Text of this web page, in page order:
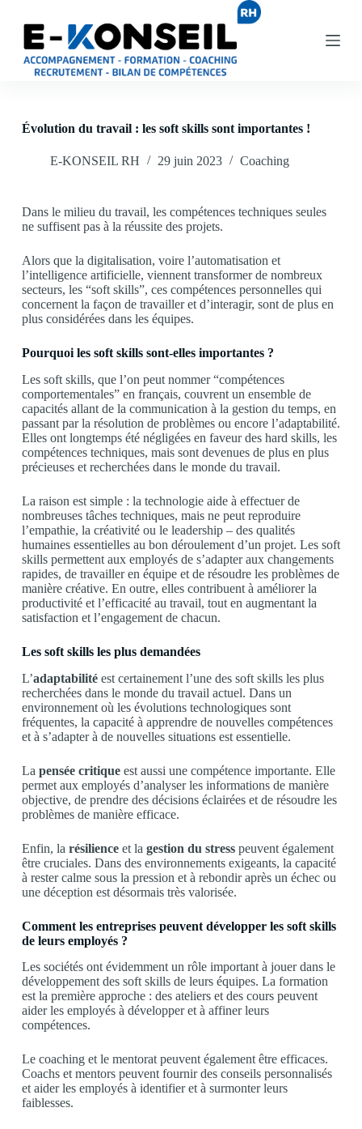
n
u
Évolution du travail : les soft skills sont importantes !
E-KONSEIL RH 29 juin 2023 Coaching
Dans le milieu du travail, les compétences techniques seules
ne suffisent pas à la réussite des projets.
Alors que la digitalisation, voire l’automatisation et
l’intelligence artificielle, viennent transformer de nombreux
secteurs, les “soft skills”, ces compétences personnelles qui
concernent la façon de travailler et d’interagir, sont de plus en
plus considérées dans les équipes.
Pourquoi les soft skills sont-elles importantes ?
Les soft skills, que l’on peut nommer “compétences
comportementales” en français, couvrent un ensemble de
capacités allant de la communication à la gestion du temps, en
passant par la résolution de problèmes ou encore l’adaptabilité.
Elles ont longtemps été négligées en faveur des hard skills, les
compétences techniques, mais sont devenues de plus en plus
précieuses et recherchées dans le monde du travail.
La raison est simple : la technologie aide à effectuer de
nombreuses tâches techniques, mais ne peut reproduire
l’empathie, la créativité ou le leadership – des qualités
humaines essentielles au bon déroulement d’un projet. Les soft
skills permettent aux employés de s’adapter aux changements
rapides, de travailler en équipe et de résoudre les problèmes de
manière créative. En outre, elles contribuent à améliorer la
productivité et l’efficacité au travail, tout en augmentant la
satisfaction et l’engagement de chacun.
Les soft skills les plus demandées
L’adaptabilitéest certainement l’une des soft skills les plus
recherchées dans le monde du travail actuel. Dans un
environnement où les évolutions technologiques sont
fréquentes, la capacité à apprendre de nouvelles compétences
et à s’adapter à de nouvelles situations est essentielle.
La pensée critiqueest aussi une compétence importante. Elle
permet aux employés d’analyser les informations de manière
objective, de prendre des décisions éclairées et de résoudre les
problèmes de manière efficace.
Enfin, la résilienceet la gestion du stresspeuvent également
être cruciales. Dans des environnements exigeants, la capacité
à rester calme sous la pression et à rebondir après un échec ou
une déception est désormais très valorisée.
Comment les entreprises peuvent développer les soft skills
de leurs employés ?
Les sociétés ont évidemment un rôle important à jouer dans le
développement des soft skills de leurs équipes. La formation
est la première approche : des ateliers et des cours peuvent
aider les employés à développer et à affiner leurs
compétences.
Le coaching et le mentorat peuvent également être efficaces.
Coachs et mentors peuvent fournir des conseils personnalisés
et aider les employés à identifier et à surmonter leurs
faiblesses.